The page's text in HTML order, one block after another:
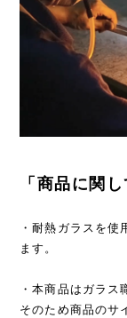
「商品に関
・耐熱ガラスを使
ます。
・本商品はガラス
そのため商品のサ